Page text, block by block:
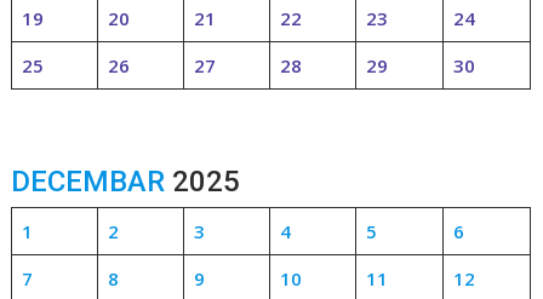
19
20 21 22 23
24
25
26 27 28 29 30
DECEMBAR 2025
1 2 3 4 5
6
7
8 9 10 11
12